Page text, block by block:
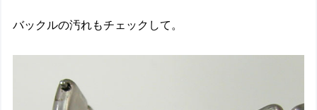
バックルの汚れもチェックして。